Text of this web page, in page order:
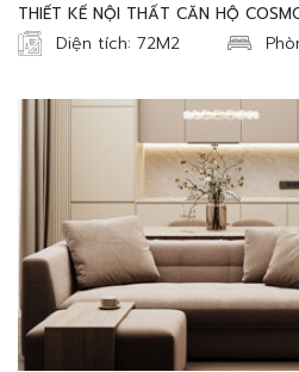
THIẾT KẾ NỘI THẤT CĂN HỘ
Diện tích: 72M2